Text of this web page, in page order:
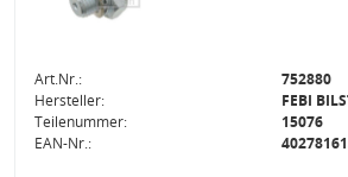
Art.Nr.:
752880
Hersteller:
FEBI
Teilenummer:
15076
EAN-Nr.: